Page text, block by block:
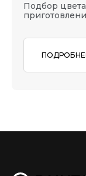
Подбор